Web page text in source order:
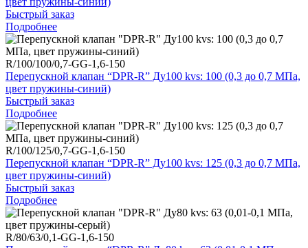
Быстрый заказ
Подробнее
R/100/100/0,7-GG-1,6-150
Перепускной клапан “DPR-R” Ду100 kvs: 100 (0,3 до 0,7 МПа,
цвет пружины-синий)
Быстрый заказ
Подробнее
R/100/125/0,7-GG-1,6-150
Перепускной клапан “DPR-R” Ду100 kvs: 125 (0,3 до 0,7 МПа,
цвет пружины-синий)
Быстрый заказ
Подробнее
R/80/63/0,1-GG-1,6-150